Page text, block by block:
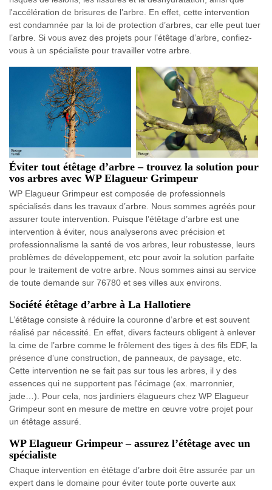
l'accélération de brisures de l’arbre. En effet, cette intervention
est condamnée par la loi de protection d’arbres, car elle peut tuer
l’arbre. Si vous avez des projets pour l’étêtage d’arbre, confiez-
vous à un spécialiste pour travailler votre arbre.
Éviter tout étêtage d’arbre – trouvez la solution pour
vos arbres avec WP Elagueur Grimpeur
WP Elagueur Grimpeur est composée de professionnels
spécialisés dans les travaux d’arbre. Nous sommes agréés pour
assurer toute intervention. Puisque l’étêtage d’arbre est une
intervention à éviter, nous analyserons avec précision et
professionnalisme la santé de vos arbres, leur robustesse, leurs
problèmes de développement, etc pour avoir la solution parfaite
pour le traitement de votre arbre. Nous sommes ainsi au service
de toute demande sur 76780 et ses villes aux environs.
Société étêtage d’arbre à La Hallotiere
L’étêtage consiste à réduire la couronne d’arbre et est souvent
réalisé par nécessité. En effet, divers facteurs obligent à enlever
la cime de l’arbre comme le frôlement des tiges à des fils EDF, la
présence d’une construction, de panneaux, de paysage, etc.
Cette intervention ne se fait pas sur tous les arbres, il y des
essences qui ne supportent pas l'écimage (ex. marronnier,
jade…). Pour cela, nos jardiniers élagueurs chez WP Elagueur
Grimpeur sont en mesure de mettre en œuvre votre projet pour
un étêtage assuré.
WP Elagueur Grimpeur – assurez l’étêtage avec un
spécialiste
Chaque intervention en étêtage d’arbre doit être assurée par un
expert dans le domaine pour éviter toute porte ouverte aux